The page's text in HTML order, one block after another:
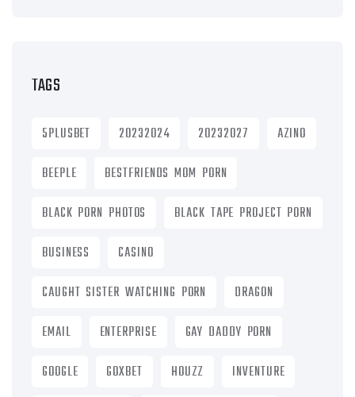
TAGS
5PLUSBET 20232024 20232027
AZINO
BEEPLE
BESTFRIENDS MOM PORN
BLACK PORN PHOTOS
BLACK TAPE PROJECT PORN
BUSINESS
CASINO
CAUGHT SISTER WATCHING PORN
DRAGON
EMAIL
ENTERPRISE
GAY DADDY PORN
GOOGLE
GOXBET HOUZZ INVENTURE